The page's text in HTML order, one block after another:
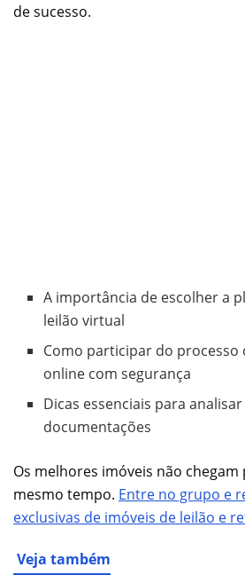
de sucesso.
A importância de escolher a
leilão virtual
Como participar do processo
online com segurança
Dicas essenciais para
documentações
Os melhores imóveis não
mesmo tempo. Entre no grupo e
exclusivas de imóveis de leilão e
Veja também